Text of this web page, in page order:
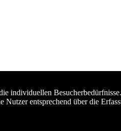
individuellen
entsprechend über die